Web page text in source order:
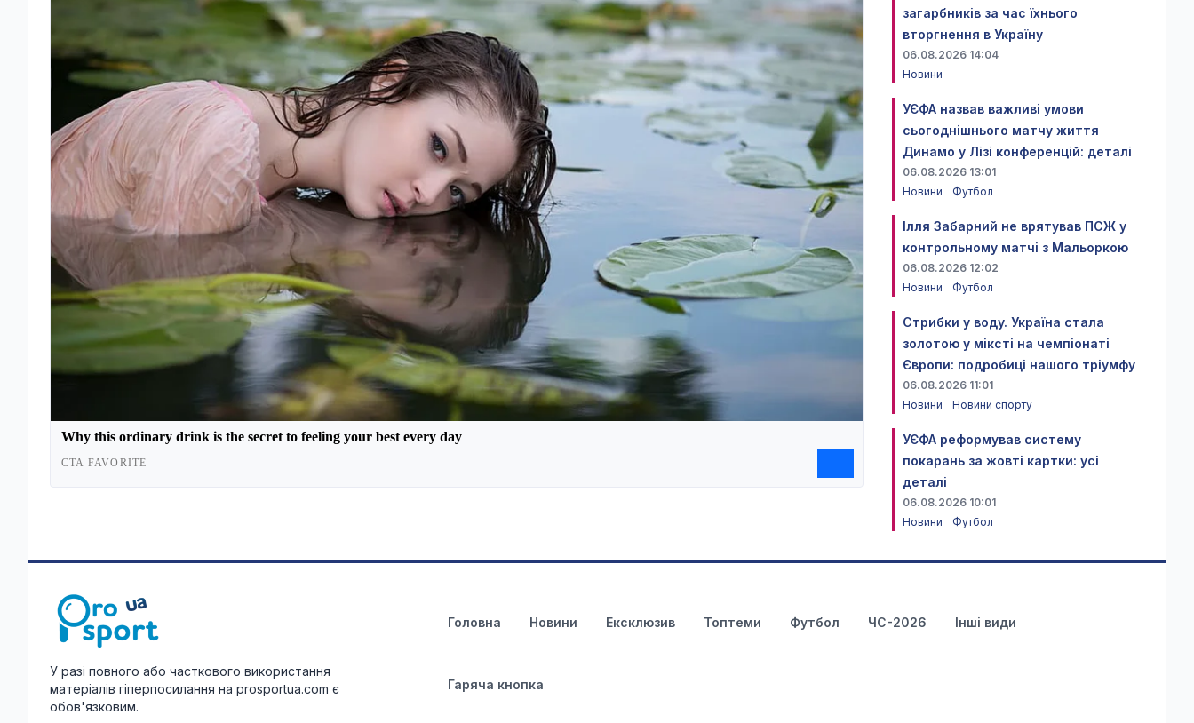
загарбників за час їхнього
вторгнення в Україну
06.08.2026 14:04
Новини
УЄФА назвав важливі умови
сьогоднішнього матчу життя
Динамо у Лізі конференцій: деталі
06.08.2026 13:01
Новини
Футбол
Ілля Забарний не врятував ПСЖ у
контрольному матчі з Мальоркою
06.08.2026 12:02
Новини
Футбол
Стрибки у воду. Україна стала
золотою у міксті на чемпіонаті
Європи: подробиці нашого тріумфу
06.08.2026 11:01
Новини
Новини спорту
УЄФА реформував систему
покарань за жовті картки: усі
деталі
06.08.2026 10:01
Новини
Футбол
У разі повного або часткового використання
матеріалів гіперпосилання на prosportua.com є
обов'язковим.
Головна Новини Ексклюзив Топтеми Футбол ЧС-2026 Інші види
Гаряча кнопка